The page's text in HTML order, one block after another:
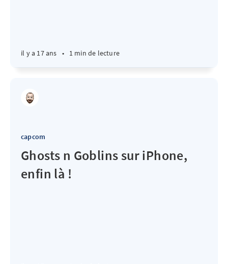
il y a 17 ans • 1 min de lecture
capcom
Ghosts n Goblins sur iPhone,
enfin là !